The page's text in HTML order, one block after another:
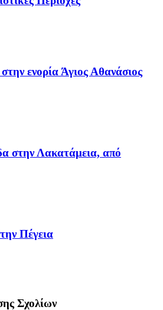
ενορία Άγιος Αθανάσιος
στην Λακατάμεια, από
Πέγεια
Σχολίων